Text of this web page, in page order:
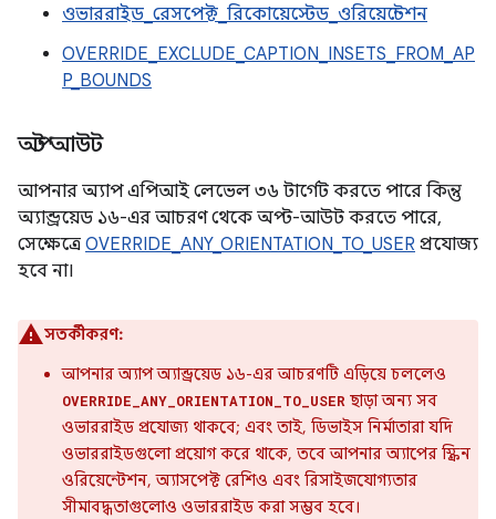
ওভাররাইড_রেসপেক্ট_রিকোয়েস্টেড_ওরিয়েন্টেশন
OVERRIDE_EXCLUDE_CAPTION_INSETS_FROM_AP
P_BOUNDS
অপ্ট আউট
আপনার অ্যাপ এপিআই লেভেল ৩৬ টার্গেট করতে পারে কিন্তু
অ্যান্ড্রয়েড ১৬-এর আচরণ থেকে অপ্ট-আউট করতে পারে,
সেক্ষেত্রে OVERRIDE_ANY_ORIENTATION_TO_USER প্রযোজ্য
হবে না।
সতর্কীকরণ:
আপনার অ্যাপ অ্যান্ড্রয়েড ১৬-এর আচরণটি এড়িয়ে চললেও
OVERRIDE_ANY_ORIENTATION_TO_USER ছাড়া অন্য সব
ওভাররাইড প্রযোজ্য থাকবে; এবং তাই, ডিভাইস নির্মাতারা যদি
ওভাররাইডগুলো প্রয়োগ করে থাকে, তবে আপনার অ্যাপের স্ক্রিন
ওরিয়েন্টেশন, অ্যাসপেক্ট রেশিও এবং রিসাইজযোগ্যতার
সীমাবদ্ধতাগুলোও ওভাররাইড করা সম্ভব হবে।